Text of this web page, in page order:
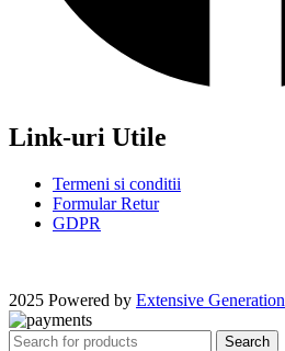
Link-uri Utile
Termeni si conditii
Formular Retur
GDPR
2025 Powered by Extensive Generation
Search